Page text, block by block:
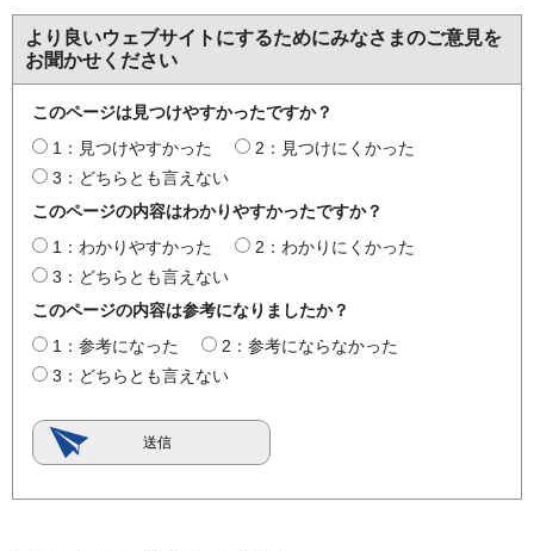
より良いウェブサイトにするためにみなさまのご意見を
お聞かせください
このページは見つけやすかったですか？
1：見つけやすかった
2：見つけにくかった
3：どちらとも言えない
このページの内容はわかりやすかったですか？
1：わかりやすかった
2：わかりにくかった
3：どちらとも言えない
このページの内容は参考になりましたか？
1：参考になった
2：参考にならなかった
3：どちらとも言えない